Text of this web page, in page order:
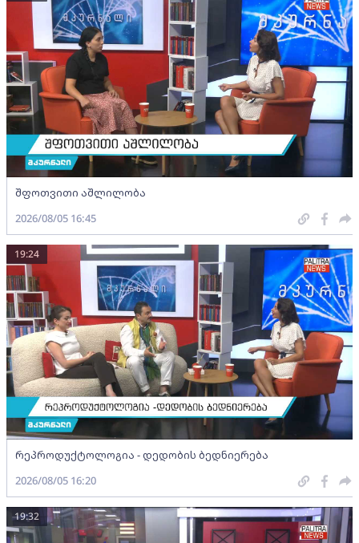
შფოთვითი აშლილობა
2026/08/05 16:45
რეპროდუქტოლოგია - დედობის ბედნიერება
19:24
2026/08/05 16:20
19:32